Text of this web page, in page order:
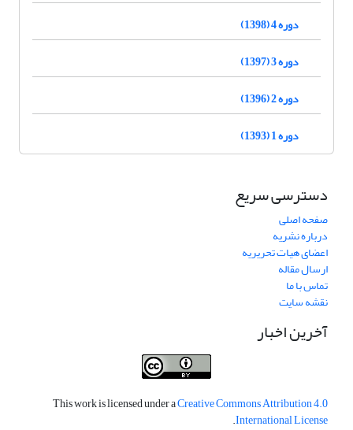
دوره 4 (1398)
دوره 3 (1397)
دوره 2 (1396)
دوره 1 (1393)
دسترسی سریع
صفحه اصلی
درباره نشریه
اعضای هیات تحریریه
ارسال مقاله
تماس با ما
نقشه سایت
آخرین اخبار
This work is licensed under aCreative Commons Attribution 4.0
International License
.